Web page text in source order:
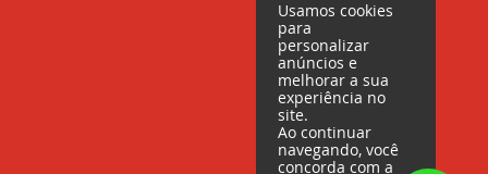
Usamos cookies
para
personalizar
anúncios e
melhorar a sua
experiência no
site.
Ao continuar
navegando, você
concorda com a